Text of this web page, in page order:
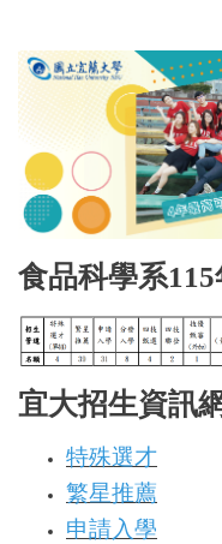
食品科學系
宜大招生資訊
特殊選才
繁星推薦
申請入學